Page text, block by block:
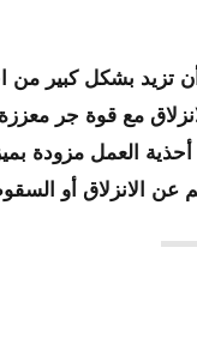
بشكل كبير من
مع قوة جر
أحذية العمل مزودة
عن الانزلاق أو